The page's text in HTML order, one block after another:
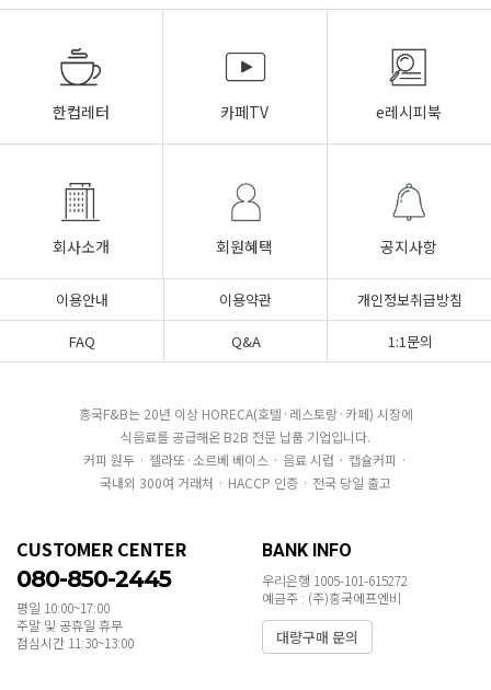
한컵레터 카페TV e레시피북
회사소개 회원혜택 공지사항
이용안내 이용약관
개인정보취급방침
FAQ
Q&A 1:1문의
흥국F&B는 20년 이상 HORECA(호텔·레스토랑·카페) 시장에
식음료를 공급해온 B2B 전문 납품 기업입니다.
커피 원두 · 젤라또·소르베 베이스 · 음료 시럽 · 캡슐커피 ·
국내외 300여 거래처 · HACCP 인증 · 전국 당일 출고
CUSTOMER CENTER
080-850-2445
평일 10:00~17:00
주말 및 공휴일 휴무
점심시간 11:30~13:00
BANK INFO
우리은행 1005-101-615272
예금주 : (주)흥국에프엔비
대량구매 문의